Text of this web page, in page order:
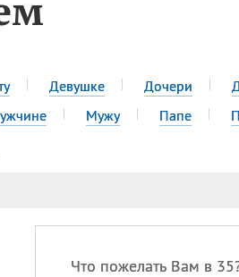
Девушке Дочери
Мужу Папе
Что пожелать Вам в